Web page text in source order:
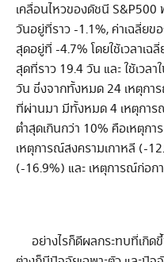
เคลื่อนไหวของดัชนี S&P500
วันอยู่ที่ราว -1.1%, ค่าเฉลี่ย
สุดอยู่ที่ -4.7% โดยใช้เวลาเ
สุดที่ราว 19.4 วัน และ ใช้เวล
วัน ซึ่งจากทั้งหมด 24 เหตุกา
ที่ผ่านมา มีทั้งหมด 4 เหตุกา
ต่ำสุดเกินกว่า 10% คือเหตุก
เหตุการณ์สงครามเกาหลี (-
(-16.9%) และ เหตุการณ์ก่อ
อย่างไรก็ดีผลกระทบที่เกิด